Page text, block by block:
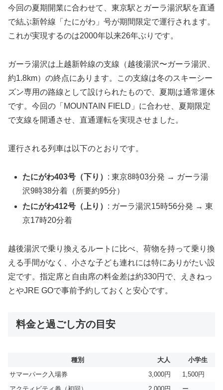
今回の夏期開業に合わせて、東京駅とガーラ湯沢駅を直通
で結ぶ新幹線「たにがわ」号が期間限定で運行されます。
これが実現するのは2000年以来26年ぶりです。
ガーラ湯沢は上越新幹線の支線（越後湯沢〜ガーラ湯沢、
約1.8km）の終点にあります。この支線は冬のスキーシー
ズン専用の路線として設けられたもので、夏期は通常運休
です。今回の「MOUNTAIN FIELD」に合わせ、夏期限定
で支線を開通させ、直通運転を実現させました。
運行される列車は以下のとおりです。
たにがわ403号（下り） : 東京8時03分発 → ガーラ湯
沢9時38分着（所要約95分）
たにがわ412号（上り） : ガーラ湯沢15時56分発 → 東
京17時20分着
越後湯沢で乗り換えるルートに比べ、荷物を持って乗り換
える手間がなく、小さな子ども連れには特にありがたい設
定です。指定席と自由席の料金差は約330円で、えきねっ
とやJRE GOで事前予約しておくと安心です。
料金と過ごし方の目安
種別 大人
小学生
サマーパーク入場券
3,000円
1,500円